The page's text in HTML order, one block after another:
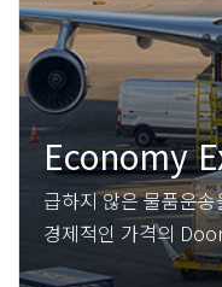
Economy
급하지 않은 물품운
경제적인 가격의